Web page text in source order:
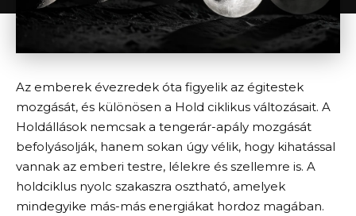
Az emberek évezredek óta figyelik az égitestek
mozgását, és különösen a Hold ciklikus változásait. A
Holdállások nemcsak a tengerár-apály mozgását
befolyásolják, hanem sokan úgy vélik, hogy kihatással
vannak az emberi testre, lélekre és szellemre is. A
holdciklus nyolc szakaszra osztható, amelyek
mindegyike más-más energiákat hordoz magában.